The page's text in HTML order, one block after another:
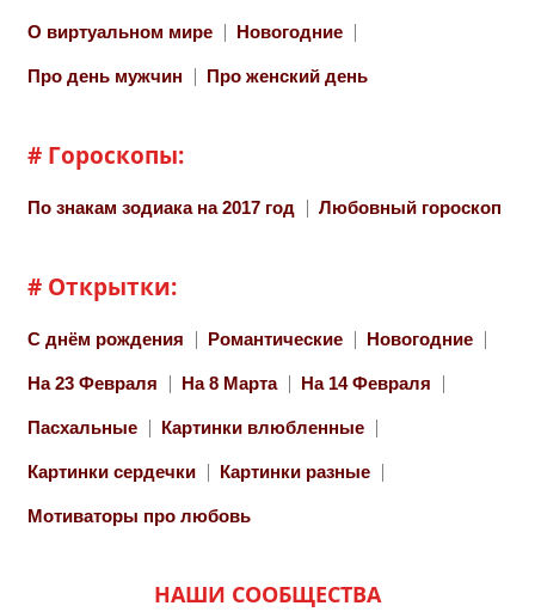
О виртуальном мире Новогодние
Про день мужчин Про женский день
# Гороскопы:
По знакам зодиака на 2017 год Любовный гороскоп
# Открытки:
С днём рождения Романтические Новогодние
На 23 Февраля На 8 Марта На 14 Февраля
Пасхальные Картинки влюбленные
Картинки сердечки Картинки разные
Мотиваторы про любовь
НАШИ СООБЩЕСТВА